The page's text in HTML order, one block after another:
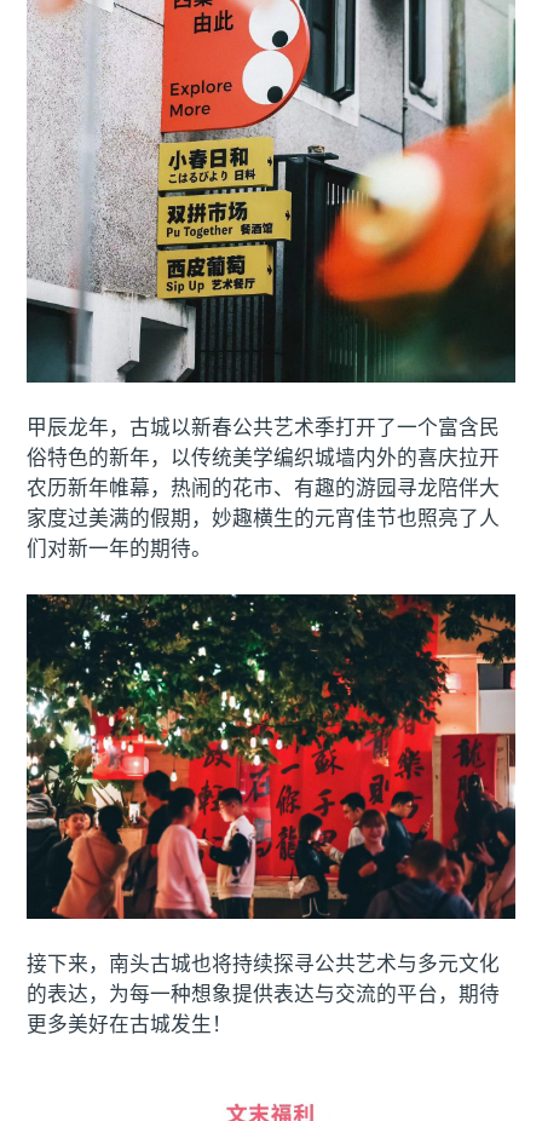
甲辰龙年，古城以新春公共艺术季打开了一个富含民
俗特色的新年，以传统美学编织城墙内外的喜庆拉开
农历新年帷幕，热闹的花市、有趣的游园寻龙陪伴大
家度过美满的假期，妙趣横生的元宵佳节也照亮了人
们对新一年的期待。
接下来，南头古城也将持续探寻公共艺术与多元文化
的表达，为每一种想象提供表达与交流的平台，期待
更多美好在古城发生！